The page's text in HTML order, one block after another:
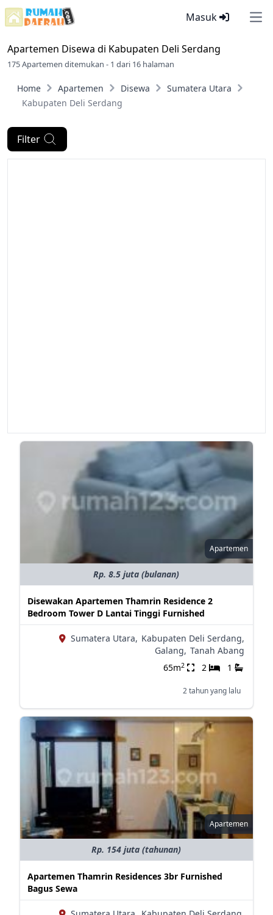
Masuk
Apartemen Disewa di Kabupaten Deli Serdang
175 Apartemen ditemukan - 1 dari 16 halaman
Home Apartemen Disewa
Sumatera Utara
Kabupaten Deli Serdang
Filter
Apartemen
Rp. 8.5 juta (bulanan)
Disewakan Apartemen Thamrin Residence 2
Bedroom Tower D Lantai Tinggi Furnished
Sumatera Utara, Kabupaten Deli Serdang,
Galang, Tanah Abang
65m2 2 1
2 tahun yang lalu
Apartemen
Rp. 154 juta (tahunan)
Apartemen Thamrin Residences 3br Furnished
Bagus Sewa